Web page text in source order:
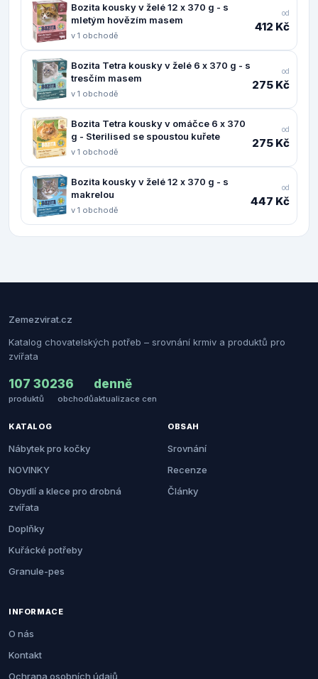
Bozita kousky v želé 12 x 370 g - s
mletým hovězím masem
v 1 obchodě
od
412 Kč
Bozita Tetra kousky v želé 6 x 370 g - s
tresčím masem
v 1 obchodě
od
275 Kč
Bozita Tetra kousky v omáčce 6 x 370
g - Sterilised se spoustou kuřete
v 1 obchodě
od
275 Kč
Bozita kousky v želé 12 x 370 g - s
makrelou
v 1 obchodě
od
447 Kč
Zemezvirat.cz
Katalog chovatelských potřeb – srovnání krmiv a produktů pro
zvířata
107 302
produktů
36
obchodů
denně
aktualizace cen
KATALOG
Nábytek pro kočky
NOVINKY
Obydlí a klece pro drobná
zvířata
Doplňky
Kuřácké potřeby
Granule-pes
OBSAH
Srovnání
Recenze
Články
INFORMACE
O nás
Kontakt
Ochrana osobních údajů